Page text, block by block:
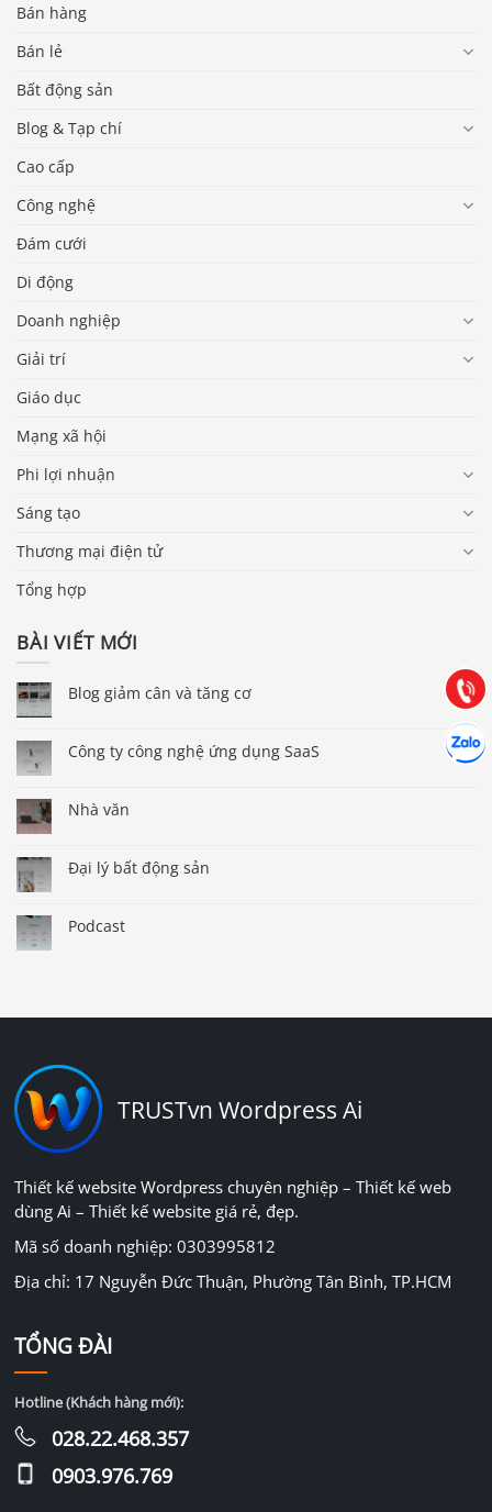
Bán hàng
Bán lẻ
Bất động sản
Blog & Tạp chí
Cao cấp
Công nghệ
Đám cưới
Di động
Doanh nghiệp
Giải trí
Giáo dục
Mạng xã hội
Phi lợi nhuận
Sáng tạo
Thương mại điện tử
Tổng hợp
BÀI VIẾT MỚI
Blog giảm cân và tăng cơ
Công ty công nghệ ứng dụng SaaS
Nhà văn
Đại lý bất động sản
Podcast
TRUSTvn Wordpress Ai
Thiết kế website Wordpress chuyên nghiệp – Thiết kế web
dùng Ai – Thiết kế website giá rẻ, đẹp.
Mã số doanh nghiệp: 0303995812
Địa chỉ: 17 Nguyễn Đức Thuận, Phường Tân Bình, TP.HCM
TỔNG ĐÀI
Hotline (Khách hàng mới):
028.22.468.357
0903.976.769
Gọi
(028) 22.166.144
Chát